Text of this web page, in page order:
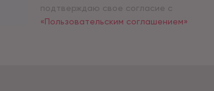
подтверждаю свое согласие с
«Пользовательским соглашением»